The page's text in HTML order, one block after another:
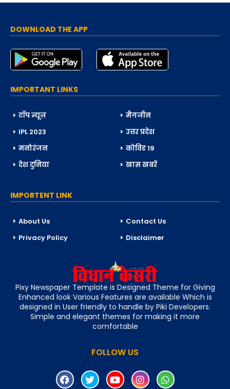
DOWNLOAD THE APP
IMPORTANT LINKS
टॉप न्यूज़
मैगजीन
IPL 2023
उत्तर प्रदेश
मनोरंजन
कोविड 19
देश दुनिया
खास खबरें
IMPORTENT LINK
About Us
Contact Us
Privacy Policy
Disclaimer
Pixy Newspaper Template is Designed Theme for Giving
Enhanced look Various Features are available Which is
designed in User friendly to handle by Piki Developers.
Simple and elegant themes for making it more
comfortable
FOLLOW US